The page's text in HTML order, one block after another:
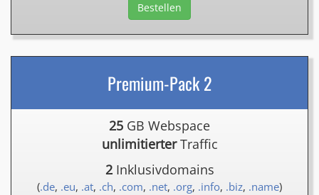
Bestellen
Premium-Pack 2
25 GB Webspace
unlimitierterTraffic
2Inklusivdomains
(.de, .eu, .at, .ch, .com, .net, .org, .info, .biz, .name)